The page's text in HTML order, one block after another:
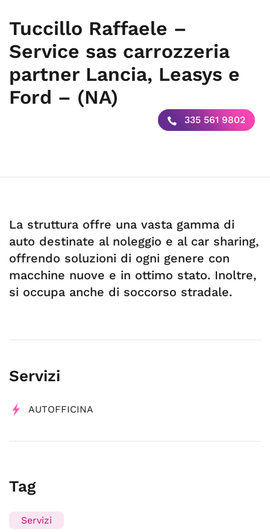
Tuccillo Raffaele –
Service sas carrozzeria
partner Lancia, Leasys e
Ford – (NA)
335 561 9802
La struttura offre una vasta gamma di
auto destinate al noleggio e al car sharing,
offrendo soluzioni di ogni genere con
macchine nuove e in ottimo stato. Inoltre,
si occupa anche di soccorso stradale.
Servizi
AUTOFFICINA
Tag
Servizi